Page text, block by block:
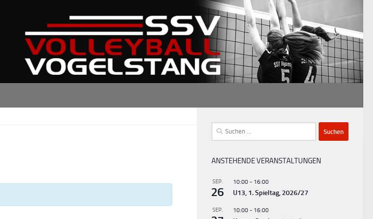
Suchen
nach:
ANSTEHENDE VERANSTALTUNGEN
SEP.
26
10:00 - 16:00
U13, 1. Spieltag, 2026/27
SEP. 10:00 - 16:00